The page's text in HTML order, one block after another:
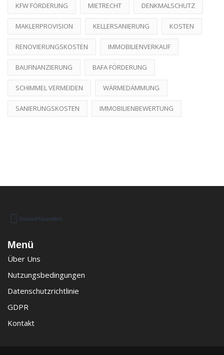
KFW FÖRDERUNG MIETRECHT DENKMALSCHUTZ
MAKLERPROVISION KELLERSANIERUNG KOSTEN
RENOVIERUNGSKOSTEN IMMOBILIENVERKAUF
BAUFINANZIERUNG BAFA FÖRDERUNG
SCHIMMEL VERMEIDEN WÄRMEDÄMMUNG
SANIERUNGSKOSTEN IMMOBILIENBEWERTUNG
Menü
Über Uns
Nutzungsbedingungen
Datenschutzrichtlinie
GDPR
Kontakt